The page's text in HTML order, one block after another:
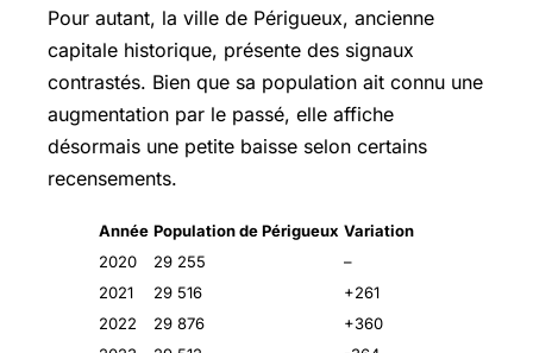
Pour autant, la ville de Périgueux, ancienne
capitale historique, présente des signaux
contrastés. Bien que sa population ait connu une
augmentation par le passé, elle affiche
désormais une petite baisse selon certains
recensements.
Année Population de Périgueux Variation
2020
29 255
–
2021
29 516
+261
2022
29 876
+360